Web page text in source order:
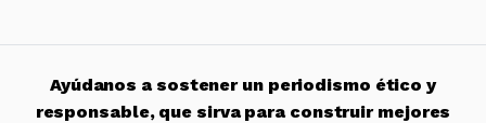
Ayúdanos a sostener un periodismo ético y
responsable, que sirva para construir mejores